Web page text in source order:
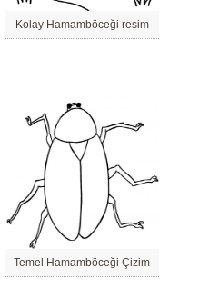
Kolay Hamamböceği resim
Temel Hamamböceği Çizim